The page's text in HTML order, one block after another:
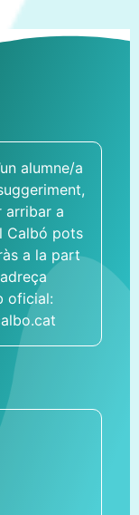
alumne/a
arribar a
Calbó pots
a la part
oficial: